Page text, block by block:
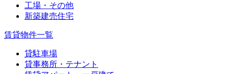
工場・その他
新築建売住宅
賃貸物件一覧
貸駐車場
貸事務所・テナント